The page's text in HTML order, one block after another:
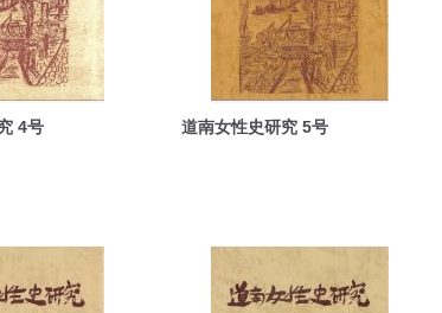
4号 道南女性史研究 5号